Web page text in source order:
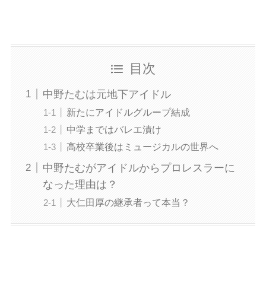
目次
中野たむは元地下アイドル
新たにアイドルグループ結成
中学まではバレエ漬け
高校卒業後はミュージカルの世界へ
中野たむがアイドルからプロレスラーに
なった理由は？
大仁田厚の継承者って本当？